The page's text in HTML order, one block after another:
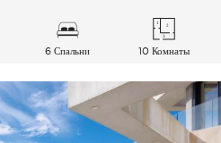
6 Спальни 10 Комнаты